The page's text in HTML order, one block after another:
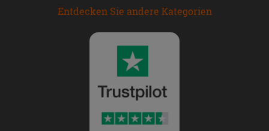
Entdecken Sie andere Kategorien